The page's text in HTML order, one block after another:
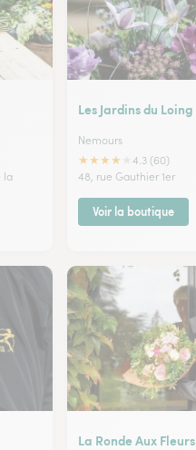
la
Les Jardins du Loing
Nemours
★★★★
4.3 (60)
48, rue Gauthier 1er
Voir la boutique
La Ronde Aux Fleurs